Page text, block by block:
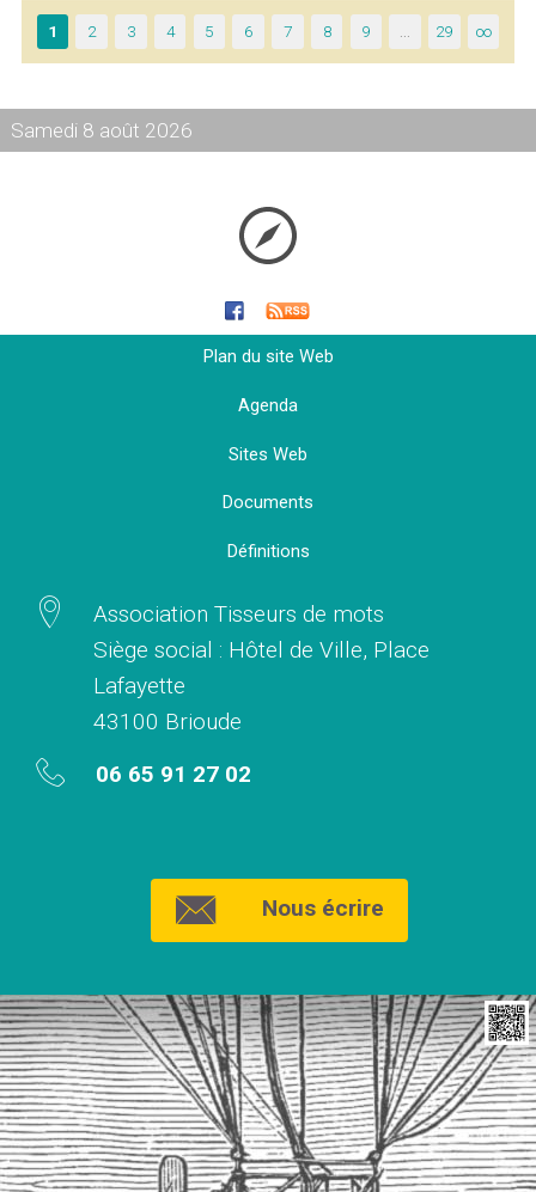
1 2 3 4 5 6 7 8 9 … 29 ∞
Samedi 8 août 2026
Plan du site Web
Agenda
Sites Web
Documents
Définitions
Association Tisseurs de mots
Siège social : Hôtel de Ville, Place
Lafayette
43100 Brioude
06 65 91 27 02
Nous écrire